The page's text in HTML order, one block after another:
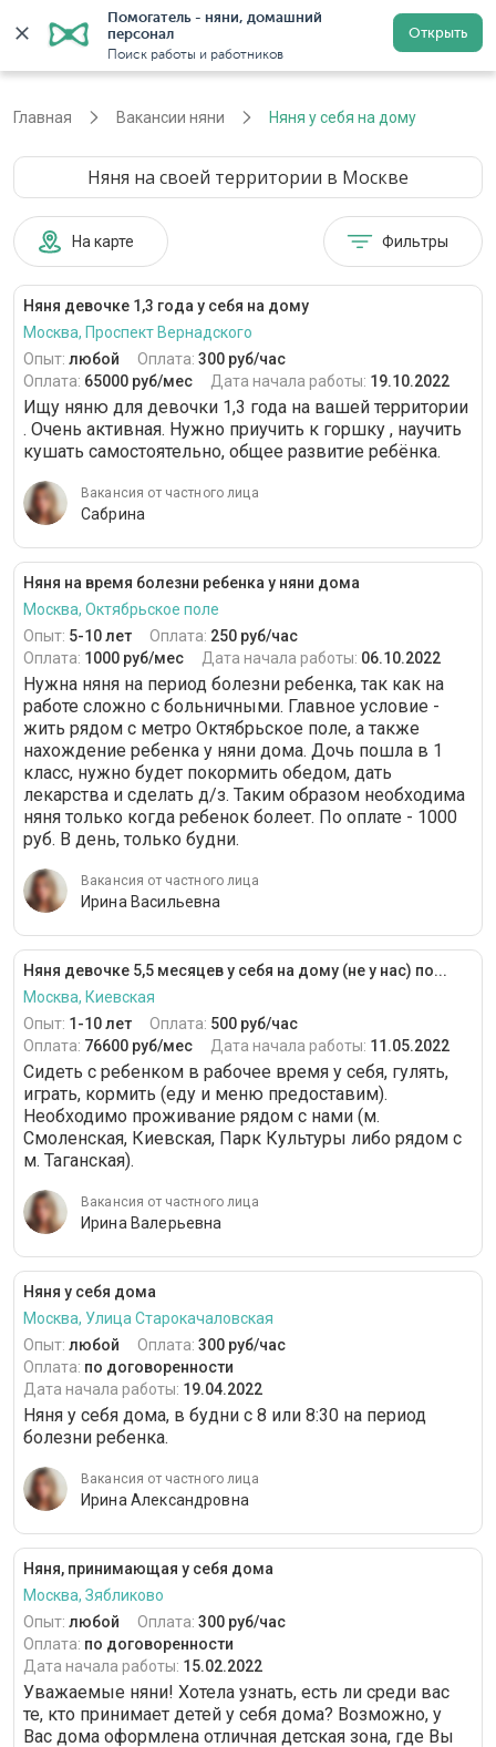
Помогатель - няни, домашний
персонал
Поиск работы и работников
Открыть
Регистрация
Главная Вакансии няни Няня у себя на дому
Няня на своей территории в Москве
На карте Фильтры
Няня девочке 1,3 года у себя на дому
Москва, Проспект Вернадского
Опыт: любой Оплата: 300 руб/час
Оплата: 65000 руб/мес Дата начала работы: 19.10.2022
Ищу няню для девочки 1,3 года на вашей территории
. Очень активная. Нужно приучить к горшку , научить
кушать самостоятельно, общее развитие ребёнка.
Вакансия от частного лица
Сабрина
Няня на время болезни ребенка у няни дома
Москва, Октябрьское поле
Опыт: 5-10 лет Оплата: 250 руб/час
Оплата: 1000 руб/мес Дата начала работы: 06.10.2022
Нужна няня на период болезни ребенка, так как на
работе сложно с больничными. Главное условие -
жить рядом с метро Октябрьское поле, а также
нахождение ребенка у няни дома. Дочь пошла в 1
класс, нужно будет покормить обедом, дать
лекарства и сделать д/з. Таким образом необходима
няня только когда ребенок болеет. По оплате - 1000
руб. В день, только будни.
Вакансия от частного лица
Ирина Васильевна
Няня девочке 5,5 месяцев у себя на дому (не у нас) по...
Москва, Киевская
Опыт: 1-10 лет Оплата: 500 руб/час
Оплата: 76600 руб/мес Дата начала работы: 11.05.2022
Сидеть с ребенком в рабочее время у себя, гулять,
играть, кормить (еду и меню предоставим).
Необходимо проживание рядом с нами (м.
Смоленская, Киевская, Парк Культуры либо рядом с
м. Таганская).
Вакансия от частного лица
Ирина Валерьевна
Няня у себя дома
Москва, Улица Старокачаловская
Опыт: любой Оплата: 300 руб/час
Оплата: по договоренности
Дата начала работы: 19.04.2022
Няня у себя дома, в будни с 8 или 8:30 на период
болезни ребенка.
Вакансия от частного лица
Ирина Александровна
Няня, принимающая у себя дома
Москва, Зябликово
Опыт: любой Оплата: 300 руб/час
Оплата: по договоренности
Дата начала работы: 15.02.2022
Уважаемые няни! Хотела узнать, есть ли среди вас
те, кто принимает детей у себя дома? Возможно, у
Вас дома оформлена отличная детская зона, где Вы